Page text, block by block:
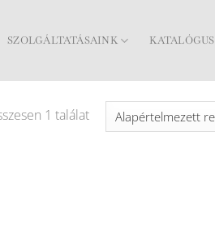
SZOLGÁLTATÁSAINK KATALÓGUS
1 találat